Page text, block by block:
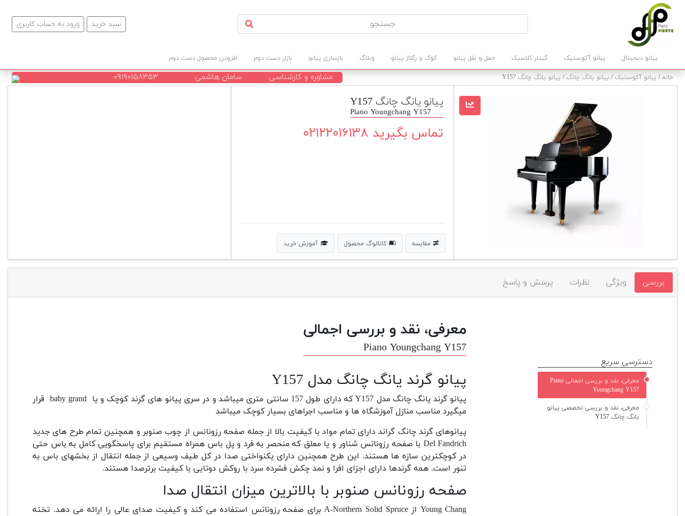
ورود به حساب کاربری سبد خرید
پیانو دیجیتال پیانو آکوستیک گیتار کلاسیک حمل و نقل پیانو کوک و رگلاژ پیانو وبلاگ بازسازی پیانو بازار دست دوم افزودن محصول دست دوم
خانه/ پیانو آکوستیک / پیانو یانگ چانگ / پیانو یانگ چانگ Y157 مشاوره و کارشناسی سامان هاشمی ۰۹۱۹۰۱۵۸۳۵۳
پیانو یانگ چانگ Y157
Piano Youngchang Y157
تماس بگیرید ۰۲۱۲۲۰۱۶۱۳۸
مقایسه کاتالوگ محصول آموزش خرید
بررسی ویژگی نظرات پرسش و پاسخ
معرفی، نقد و بررسی اجمالی
Piano Youngchang Y157
پیانو گرند یانگ چانگ مدل Y157
پیانو گرند یانگ چانگ مدل Y157 که دارای طول 157 سانتی متری میباشد و در سری پیانو های گرند کوچک و یا baby grand قرار
میگیرد مناسب منازل آموزشگاه ها و مناسب اجراهای بسیار کوچک میباشد
پیانوهای گرند چانگ گراند دارای تمام مواد با کیفیت بالا از جمله صفحه رزونانس از چوب صنوبر و همچنین تمام طرح های جدید
Del Fandrich با صفحه رزونانس شناور و یا معلق که منحصر به فرد و پل باس همراه مستقیم برای پاسخگویی کامل به باس حتی
در کوچکترین سازه ها هستند. این طرح همچنین دارای یکنواختی صدا در کل طیف وسیعی از جمله انتقال از بخشهای باس به
تنور است. همه گرندها دارای اجزای افرا و نمد چکش فشرده سرد با روکش دوتایی با کیفیت برترصدا هستند.
صفحه رزونانس صنوبر با بالاترین میزان انتقال صدا
Young Chang از A-Northern Solid Spruce برای صفحه رزونانس استفاده می کند و کیفیت صدای عالی را ارائه می دهد. تخته
دسترسی سریع
معرفی، نقد و بررسی اجمالی Piano
Youngchang Y157
معرفی، نقد و بررسی تخصصی پیانو
یانگ چانگ Y157